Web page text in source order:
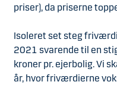
priser), da priserne
Isoleret set steg
2021 svarende til en
kroner pr. ejerbolig. Vi
år, hvor friværdierne